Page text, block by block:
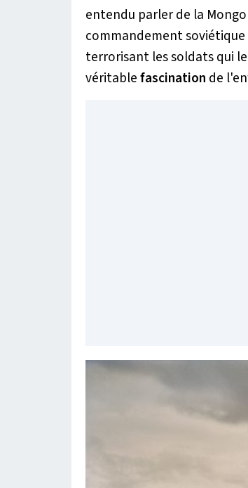
entendu parler de la
commandement
terrorisant les soldats qui
véritablefascination de